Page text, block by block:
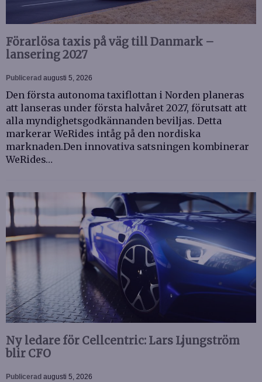
Förarlösa taxis på väg till Danmark –
lansering 2027
Publicerad augusti 5, 2026
Den första autonoma taxiflottan i Norden planeras
att lanseras under första halvåret 2027, förutsatt att
alla myndighetsgodkännanden beviljas. Detta
markerar WeRides intåg på den nordiska
marknaden.Den innovativa satsningen kombinerar
WeRides…
Ny ledare för Cellcentric: Lars Ljungström
blir CFO
Publicerad augusti 5, 2026